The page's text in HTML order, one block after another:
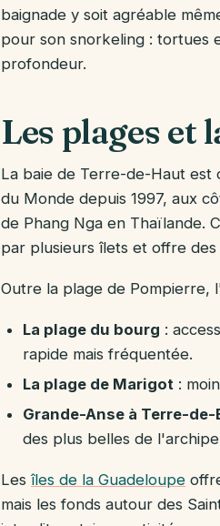
baignade y soit agréable
pour son snorkeling : tortues
profondeur.
Les plages et
La baie de Terre-de-Haut est
du Monde depuis 1997, aux
de Phang Nga en Thaïlande.
par plusieurs îlets et offre
Outre la plage de Pompierre,
La plage du bourg :
rapide mais fréquentée.
La plage de Marigot :
Grande-Anse à Terre-de-
des plus belles de
Les îles de la Guadeloupe
mais les fonds autour des